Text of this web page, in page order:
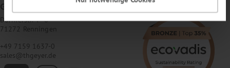
GMBH & CO. KG
Dornierstr. 4–6
71272 Renningen
+49 7159 1637-0
sales@thgeyer.de